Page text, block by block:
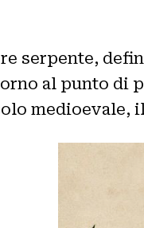
serpente,
al punto di